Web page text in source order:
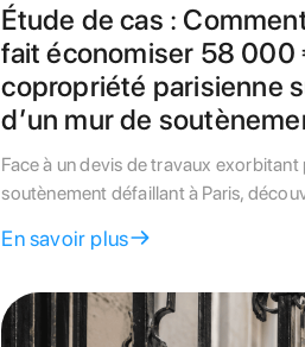
Étude de cas :
fait économiser 58 000
copropriété parisienne
d’un mur de
Face à un devis de travaux exorbitant
soutènement défaillant à Paris,
deux.
En savoir plus